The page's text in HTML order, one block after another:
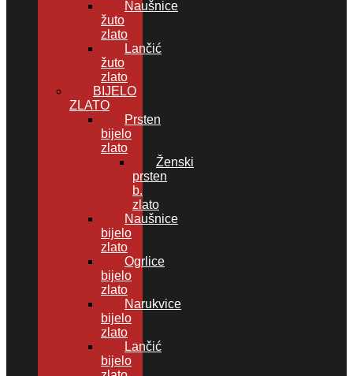
Naušnice
žuto
zlato
Lančić
žuto
zlato
BIJELO
ZLATO
Prsten
bijelo
zlato
Ženski
prsten
b.
zlato
Naušnice
bijelo
zlato
Ogrlice
bijelo
zlato
Narukvice
bijelo
zlato
Lančić
bijelo